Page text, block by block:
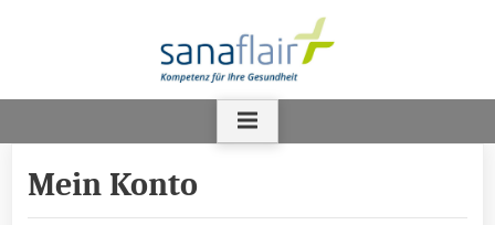
Mein Konto